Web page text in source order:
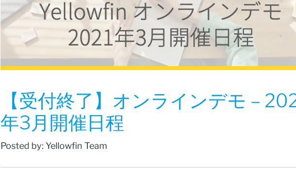
【受付終了】オンラインデモ –
年3月開催日程
Posted by: Yellowfin Team